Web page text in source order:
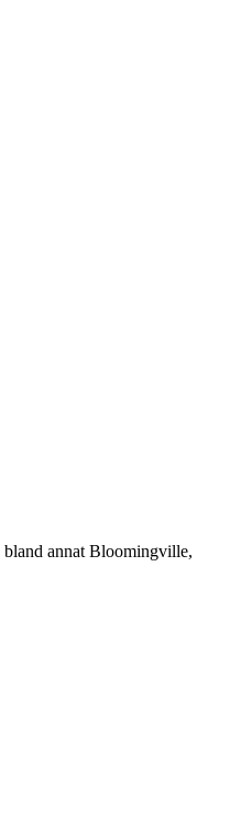
bland annat Bloomingville,